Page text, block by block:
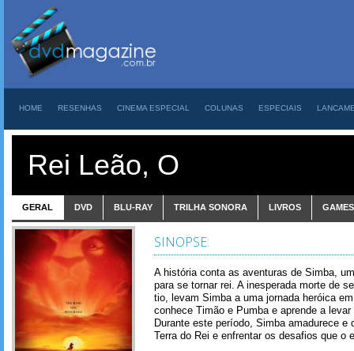
HOME RESENHAS CINEMA ESPECIAL COLUNAS ESPECIAIS
Rei Leão, O
GERAL DVD BLU-RAY TRILHA SONORA LIVROS GAMES
SINOPSE:
A história conta as aventuras de Simba,
para se tornar rei. A inesperada morte de
tio, levam Simba a uma jornada heróica
conhece Timão e Pumba e aprende a
Durante este período, Simba amadurece
Terra do Rei e enfrentar os desafios que o